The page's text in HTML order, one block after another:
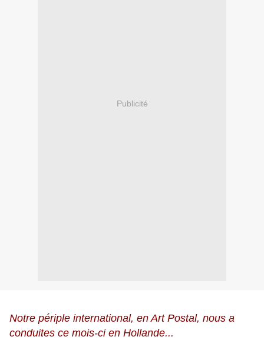
Publicité
Notre périple international, en Art Postal, nous a
conduites ce mois-ci en Hollande...